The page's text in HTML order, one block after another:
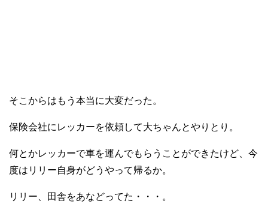
そこからはもう本当に大変だった。
保険会社にレッカーを依頼して大ちゃんとやりとり。
何とかレッカーで車を運んでもらうことができたけど、今
度はリリー自身がどうやって帰るか。
リリー、田舎をあなどってた・・・。